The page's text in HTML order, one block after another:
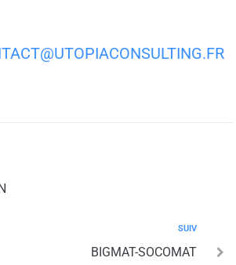
SUIV
BIGMAT-SOCOMAT